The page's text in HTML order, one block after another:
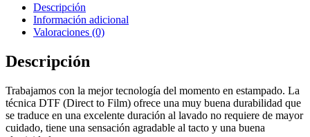
Descripción
Información adicional
Valoraciones (0)
Descripción
Trabajamos con la mejor tecnología del momento en estampado. La
técnica DTF (Direct to Film) ofrece una muy buena durabilidad que
se traduce en una excelente duración al lavado no requiere de mayor
cuidado, tiene una sensación agradable al tacto y una buena